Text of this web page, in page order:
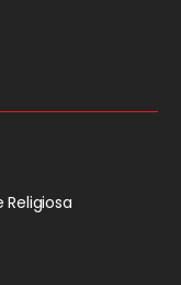
Religiosa